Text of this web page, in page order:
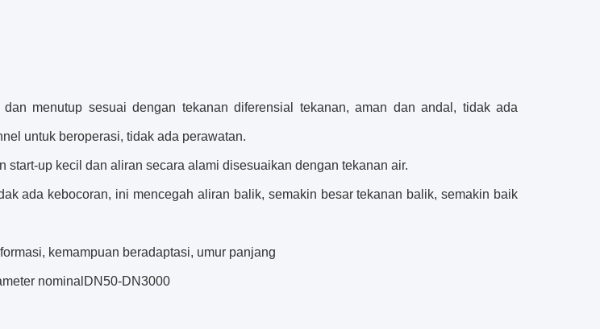
menutup sesuai dengan tekanan diferensial tekanan, aman dan andal, tidak ada
untuk beroperasi, tidak ada perawatan.
start-up kecil dan aliran secara alami disesuaikan dengan tekanan air.
ada kebocoran, ini mencegah aliran balik, semakin besar tekanan balik, semakin baik
kemampuan beradaptasi, umur panjang
nominalDN50-DN3000